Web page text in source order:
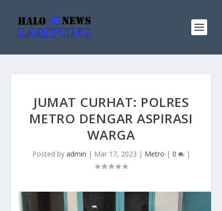
JUMAT CURHAT: POLRES
METRO DENGAR ASPIRASI
WARGA
Posted by admin | Mar 17, 2023 | Metro | 0 |